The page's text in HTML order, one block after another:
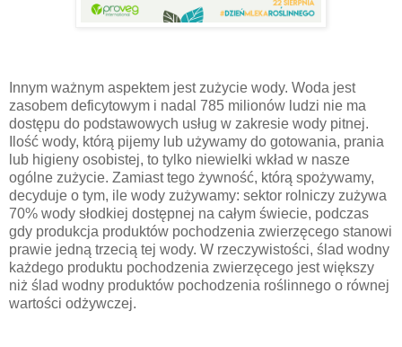
Innym ważnym aspektem jest zużycie wody. Woda jest
zasobem deficytowym i nadal 785 milionów ludzi nie ma
dostępu do podstawowych usług w zakresie wody pitnej.
Ilość wody, którą pijemy lub używamy do gotowania, prania
lub higieny osobistej, to tylko niewielki wkład w nasze
ogólne zużycie. Zamiast tego żywność, którą spożywamy,
decyduje o tym, ile wody zużywamy: sektor rolniczy zużywa
70% wody słodkiej dostępnej na całym świecie, podczas
gdy produkcja produktów pochodzenia zwierzęcego stanowi
prawie jedną trzecią tej wody. W rzeczywistości, ślad wodny
każdego produktu pochodzenia zwierzęcego jest większy
niż ślad wodny produktów pochodzenia roślinnego o równej
wartości odżywczej.